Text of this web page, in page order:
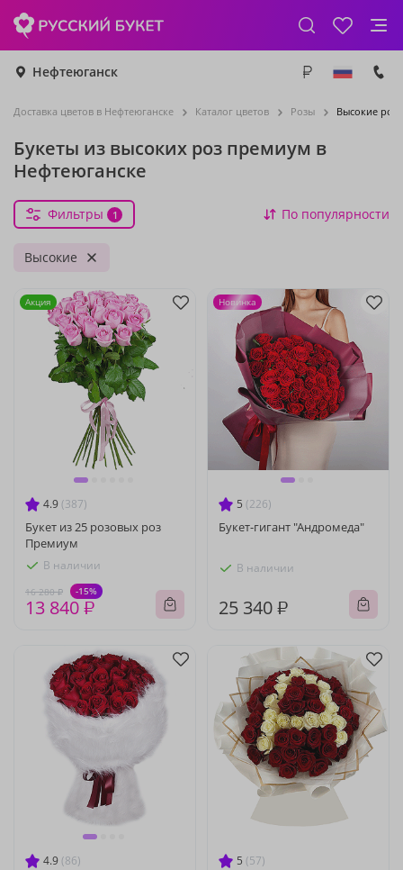
Нефтеюганск
Доставка цветов в Нефтеюганске Каталог цветов Розы Высокие
Букеты из высоких роз премиум в
Нефтеюганске
Фильтры 1 По популярности
Высокие
4.9 (387)
Букет из 25 розовых роз
Премиум
В наличии
16 280 ₽ -15%
13 840 ₽
Акция
5 (226)
Букет-гигант "Андромеда"
В наличии
25 340 ₽
Новинка
4.9 (86) 5 (57)